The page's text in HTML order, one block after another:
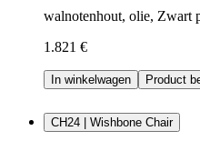
walnotenhout, olie, Zwart
1.821 €
In winkelwagen Product
CH24 | Wishbone Chair